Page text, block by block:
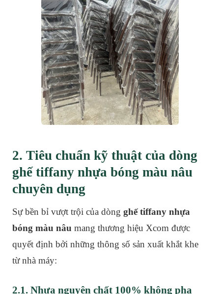
2. Tiêu chuẩn kỹ thuật của dòng
ghế tiffany nhựa bóng màu nâu
chuyên dụng
Sự bền bỉ vượt trội của dòng ghế tiffany nhựa
bóng màu nâu mang thương hiệu Xcom được
quyết định bởi những thông số sản xuất khắt khe
từ nhà máy:
2.1. Nhựa nguyên chất 100% không pha